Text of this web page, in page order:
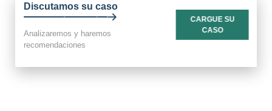
Discutamos su caso
Analizaremos y haremos
recomendaciones
CARGUE SU
CASO